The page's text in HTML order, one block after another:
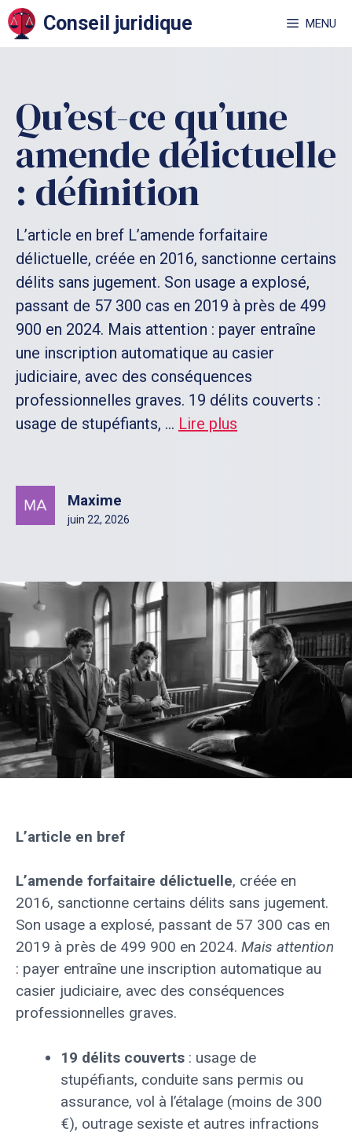
Aller
au
Conseil juridique MENU
Qu’est-ce qu’une
amende délictuelle
: définition
L’article en bref L’amende forfaitaire
délictuelle, créée en 2016, sanctionne certains
délits sans jugement. Son usage a explosé,
passant de 57 300 cas en 2019 à près de 499
900 en 2024. Mais attention : payer entraîne
une inscription automatique au casier
judiciaire, avec des conséquences
professionnelles graves. 19 délits couverts :
usage de stupéfiants, ... Lire plus
Maxime
juin 22, 2026
L’article en bref
L’amende forfaitaire délictuelle, créée en
2016, sanctionne certains délits sans jugement.
Son usage a explosé, passant de 57 300 cas en
2019 à près de 499 900 en 2024. Mais attention
: payer entraîne une inscription automatique au
casier judiciaire, avec des conséquences
professionnelles graves.
19 délits couverts : usage de
stupéfiants, conduite sans permis ou
assurance, vol à l’étalage (moins de 300
€), outrage sexiste et autres infractions